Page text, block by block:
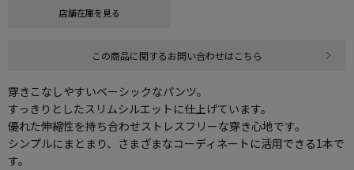
店舗在庫を見る
この商品に関するお問い合わせはこちら
穿きこなしやすいベーシックなパンツ。
すっきりとしたスリムシルエットに仕上げています。
優れた伸縮性を持ち合わせストレスフリーな穿き心地です。
シンプルにまとまり、さまざまなコーディネートに活用できる1本で
す。